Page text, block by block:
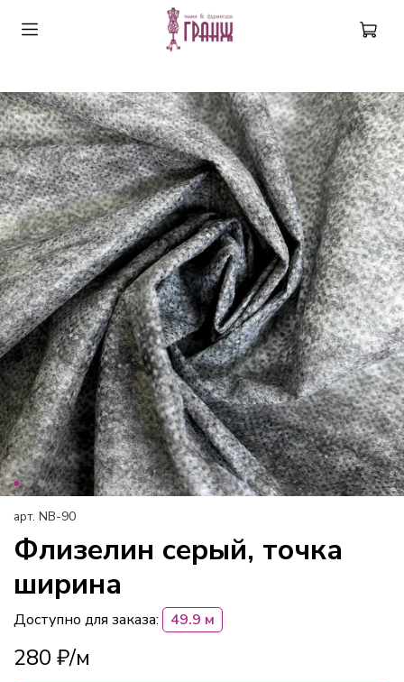
арт. NB-90
Флизелин серый, точка
ширина
Доступно для заказа: 49.9 м
280 ₽